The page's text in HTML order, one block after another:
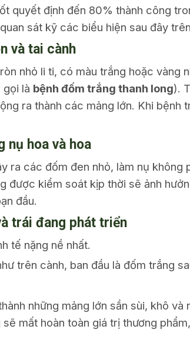
quyết định đến 80% thành công
sát kỹ các biểu hiện sau đây
và tai cành
nhỏ li ti, có màu trắng hoặc vàng
gọi là bệnh đốm trắng thanh long).
ra thành các mảng lớn. Khi bệnh
nụ hoa và hoa
ra các đốm đen nhỏ, làm nụ không
được kiểm soát kịp thời sẽ ảnh
đầu.
trái đang phát triển
tế nặng nề nhất.
trên cành, ban đầu là đốm trắng
những mảng lớn sần sùi, khô
mất hoàn toàn giá trị thương